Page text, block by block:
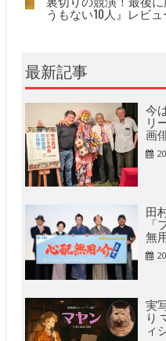
うもない10人』レビュ
最新記事
今
リ
画
田
「
無
実
り
ィ